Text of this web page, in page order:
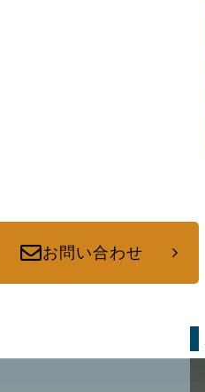
お問い合わせ